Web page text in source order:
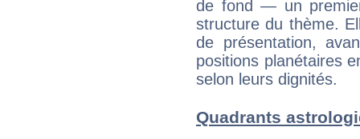
de fond — un
structure du thème.
de présentation,
positions planétaires
selon leurs dignités.
Quadrants